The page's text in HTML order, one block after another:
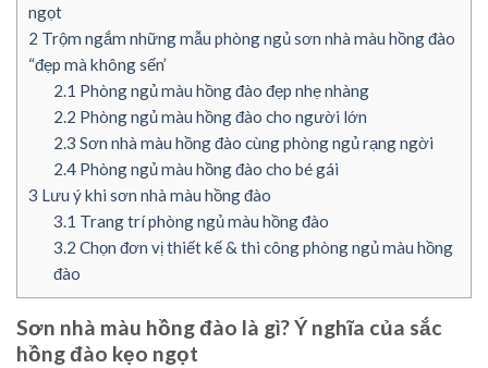
ngọt
2 Trộm ngắm những mẫu phòng ngủ sơn nhà màu hồng đào
“đẹp mà không sến’
2.1 Phòng ngủ màu hồng đào đẹp nhẹ nhàng
2.2 Phòng ngủ màu hồng đào cho người lớn
2.3 Sơn nhà màu hồng đào cùng phòng ngủ rạng ngời
2.4Phòng ngủ màu hồng đào cho bé gái
3 Lưu ý khi sơn nhà màu hồng đào
3.1 Trang trí phòng ngủ màu hồng đào
3.2 Chọn đơn vị thiết kế & thi công phòng ngủ màu hồng
đào
Sơn nhà màu hồng đào là gì? Ý nghĩa của sắc
hồng đào kẹo ngọt